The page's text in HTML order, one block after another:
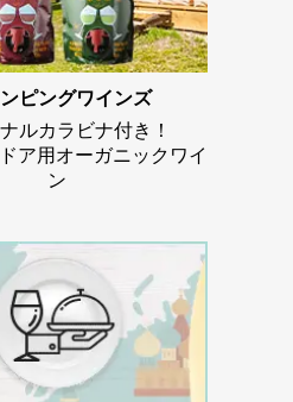
ピングワインズ
ルカラビナ付き！
ア用オーガニックワイ
ン